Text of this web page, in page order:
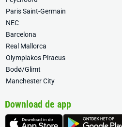
Paris Saint-Germain
NEC
Barcelona
Real Mallorca
Olympiakos Piraeus
Bodø/Glimt
Manchester City
Download de app